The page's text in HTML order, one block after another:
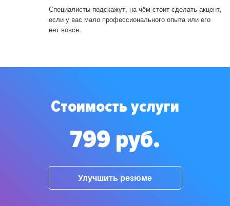
Специалисты подскажут, на чём стоит сделать акцент,
если у вас мало профессионального опыта или его
нет вовсе.
Стоимость услуги
799 руб.
Улучшить резюме